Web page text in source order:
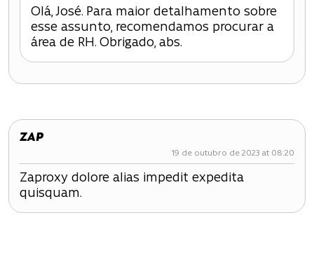
Olá, José. Para maior detalhamento sobre
esse assunto, recomendamos procurar a
área de RH. Obrigado, abs.
ZAP
19 de outubro de 2023 at 08:20
Zaproxy dolore alias impedit expedita
quisquam.